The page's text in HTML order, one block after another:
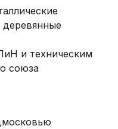
деревянные
и техническим
союза